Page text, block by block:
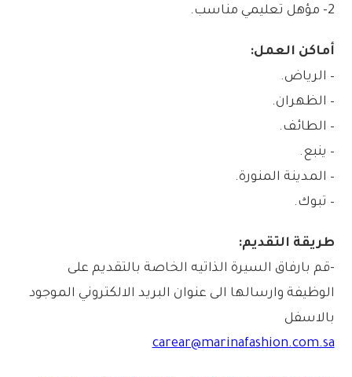
2- مؤهل تعليمي مناسب.
أماكن العمل:
– الرياض.
– الظهران.
– الطائف.
– ينبع.
– المدينة المنورة.
– تبوك.
طريقة التقديم:
-قم بارفاق السيرة الذاتيه الخاصة بالتقديم على
الوظيفة وارسالها الى عنوان البريد الالكتروني الموجود
بالاسفل
carear@marinafashion.com.sa